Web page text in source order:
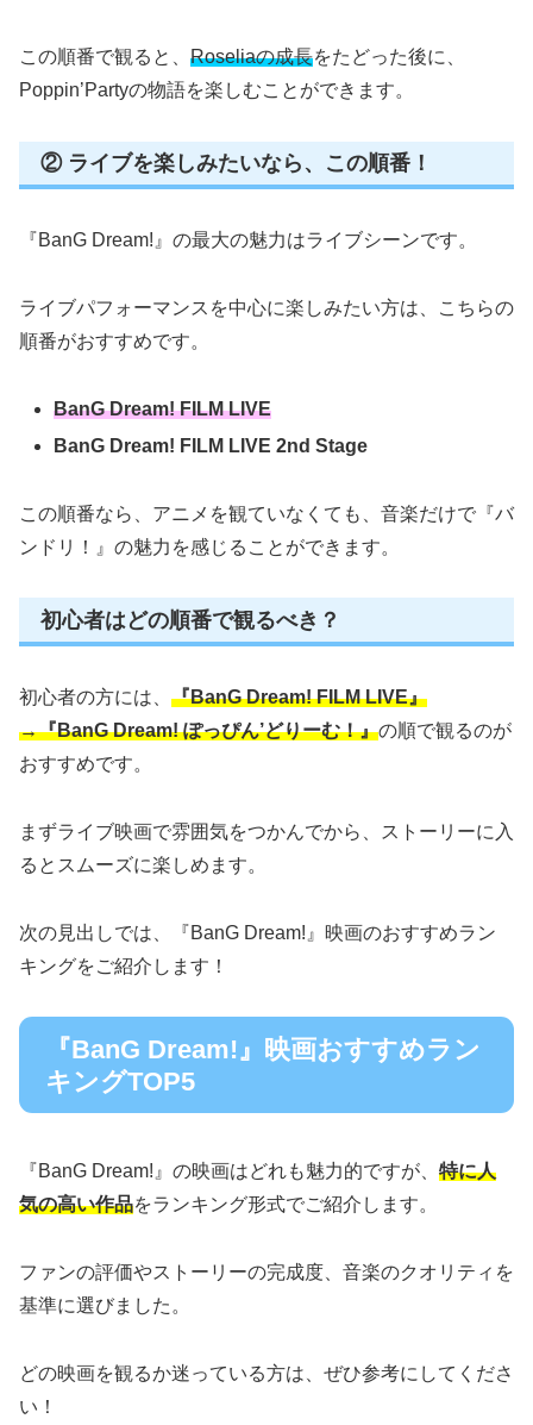
この順番で観ると、 Roseliaの成長をたどった後に、
Poppin’Partyの物語を楽しむことができます。
② ライブを楽しみたいなら、この順番！
『BanG Dream!』の最大の魅力はライブシーンです。
ライブパフォーマンスを中心に楽しみたい方は、こちらの
順番がおすすめです。
BanG Dream! FILM LIVE
BanG Dream! FILM LIVE 2nd Stage
この順番なら、アニメを観ていなくても、音楽だけで『バ
ンドリ！』の魅力を感じることができます。
初心者はどの順番で観るべき？
初心者の方には、 『BanG Dream! FILM LIVE』
→『BanG Dream! ぽっぴん’どりーむ！』の順で観るのが
おすすめです。
まずライブ映画で雰囲気をつかんでから、ストーリーに入
るとスムーズに楽しめます。
次の見出しでは、『BanG Dream!』映画のおすすめラン
キングをご紹介します！
『BanG Dream!』映画おすすめラン
キングTOP5
『BanG Dream!』の映画はどれも魅力的ですが、 特に人
気の高い作品をランキング形式でご紹介します。
ファンの評価やストーリーの完成度、音楽のクオリティを
基準に選びました。
どの映画を観るか迷っている方は、ぜひ参考にしてくださ
い！